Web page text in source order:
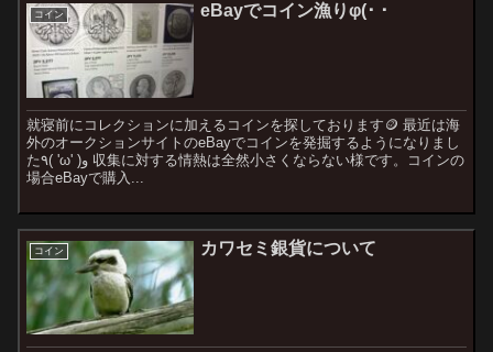
コイン eBayでコイン漁りφ(･ ･
就寝前にコレクションに加えるコインを探しております🪙 最近は海
外のオークションサイトのeBayでコインを発掘するようになりまし
た٩( 'ω' )و 収集に対する情熱は全然小さくならない様です。コインの
場合eBayで購入...
コイン カワセミ銀貨について